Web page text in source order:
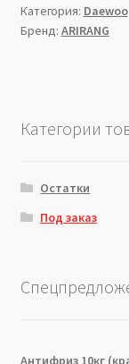
Категория: Daewoo
Бренд: ARIRANG
Категории
Остатки
Под заказ
Антифриз 10кг